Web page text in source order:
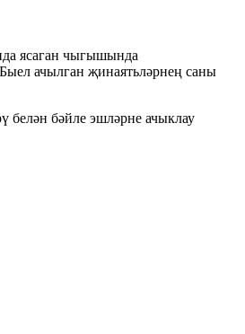
ясаган чыгышында
ачылган җинаятьләрнең саны
бәйле эшләрне ачыклау